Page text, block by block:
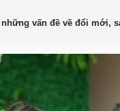
vấn đề về đổi mới,